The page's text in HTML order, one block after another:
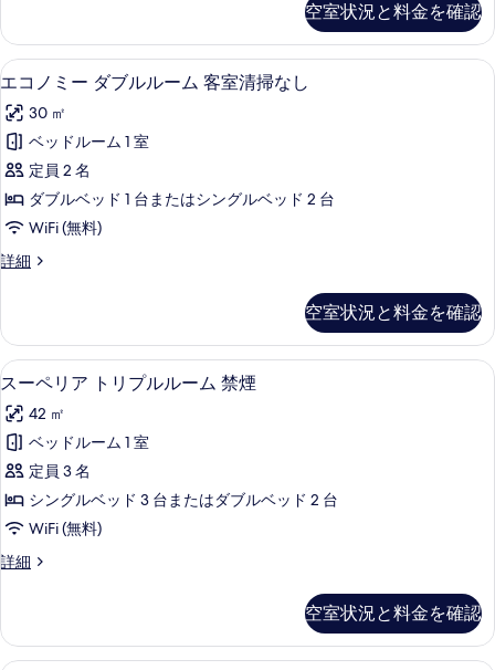
表
示
す
る
ベ
ッ
ド
ル
ー
ム
禁
煙
窓
の
す
べ
て
の
写
真
を
表
す
る
ク
ル
ー
ベ
ッ
ド
ル
ー
ム
禁
し
の
詳
細
空室状況と料金を確認
エ
コ
ノ
ミ
ー
ダ
ル
ー
ム
客
室
清
掃
な
し
の
て
羽毛の掛け布団、セーフティボック
5
エコノミー ダブルルーム 客室清掃なし
30 ㎡
ベッドルーム 1 室
定員 2 名
ダブルベッド 1 台またはシングルベッド 2 台
WiFi (無料)
詳細
エ
ー
ダ
ブ
ル
ー
ム
客
室
清
掃
な
細
空室状況と料金を確認
ス
ー
ペ
リ
ア
ト
プ
ル
ー
スーペリア トリプルルーム 禁煙 |
7
スーペリア トリプルルーム 禁煙
42 ㎡
ベッドルーム 1 室
定員 3 名
シングルベッド 3 台またはダブルベッド 2 台
WiFi (無料)
詳細
ス
ア
ト
空室状況と料金を確認